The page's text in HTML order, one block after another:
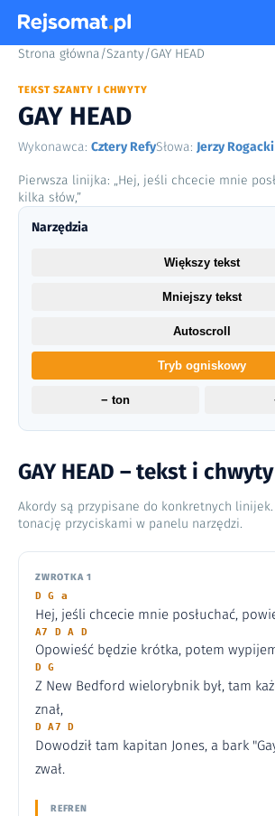
Strona główna/Szanty/GAY HEAD
TEKST SZANTY I CHWYTY
GAY HEAD
Wykonawca: Cztery RefySłowa: Jerzy Rogacki
Pierwsza linijka: „Hej, jeśli chcecie mnie
kilka słów,”
GAY HEAD – tekst i chwyty
Akordy są przypisane do konkretnych linijek.
tonację przyciskami w panelu narzędzi.
ZWROTKA 1
D G a
Hej, jeśli chcecie mnie posłuchać,
A7 D A D
Opowieść będzie krótka, potem
D G
Z New Bedford wielorybnik był, tam
znał,
D A7 D
Dowodził tam kapitan Jones, a bark
zwał.
REFREN
Narzędzia
Większy tekst
Mniejszy tekst
Autoscroll
Tryb ogniskowy
− ton